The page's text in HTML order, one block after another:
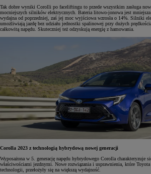
Tak dobre wyniki Corolli po faceliftingu to przede wszystkim zasługa
mocniejszych silników elektrycznych. Bateria litowo-jonowa jest mniejsza
wydajna od poprzedniej, zaś jej moc wyjściowa wzrosła o 14%. Silniki
umożliwiają jazdę bez udziału jednostki spalinowej przy dużych
całkowitą napędu. Skuteczniej też odzyskują energię z hamowania.
Corolla 2023 z technologią hybrydową nowej generacji
Wyposażona w 5. generację napędu hybrydowego Corolla charakteryzuje
właściwościami jezdnymi. Nowe rozwiązania i usprawnienia, które
technologii, przełożyły się na większą wydajność.